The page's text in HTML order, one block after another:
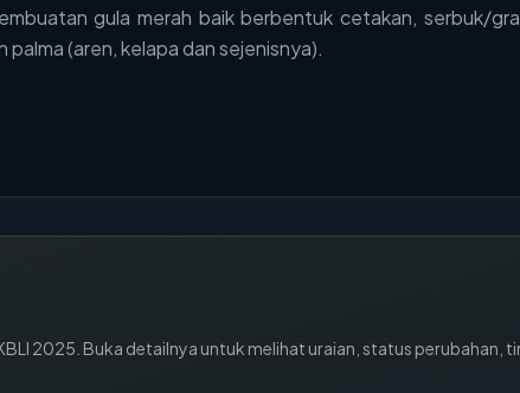
gula merah baik berbentuk cetakan, serbuk/
(aren, kelapa dan sejenisnya).
2025. Buka detailnya untuk melihat uraian, status perubahan,